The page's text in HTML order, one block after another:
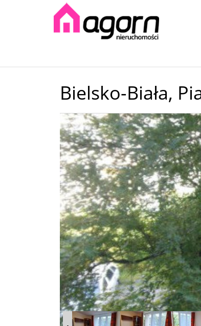
Bielsko-Biała,